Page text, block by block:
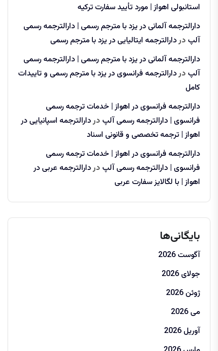
استانبولی اهواز | مورد تأیید سفارت ترکیه
دارالترجمه آلمانی در یزد با مترجم رسمی | دارالترجمه رسمی
آلپ دردارالترجمه ایتالیایی در یزد با مترجم رسمی
دارالترجمه آلمانی در یزد با مترجم رسمی | دارالترجمه رسمی
آلپ دردارالترجمه فرانسوی در یزد با مترجم رسمی و تاییدات
کامل
دارالترجمه فرانسوی در اهواز | خدمات ترجمه رسمی
فرانسوی | دارالترجمه رسمی آلپ دردارالترجمه اسپانیایی در
اهواز | ترجمه تخصصی و قانونی اسناد
دارالترجمه فرانسوی در اهواز | خدمات ترجمه رسمی
فرانسوی | دارالترجمه رسمی آلپ دردارالترجمه عربی در
اهواز | با لگالایز سفارت عربی
بایگانی‌ها
آگوست 2026
جولای 2026
ژوئن 2026
می 2026
آوریل 2026